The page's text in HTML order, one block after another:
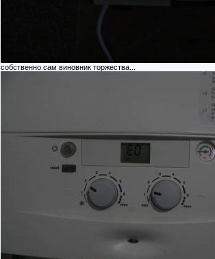
собственно сам виновник торжества...